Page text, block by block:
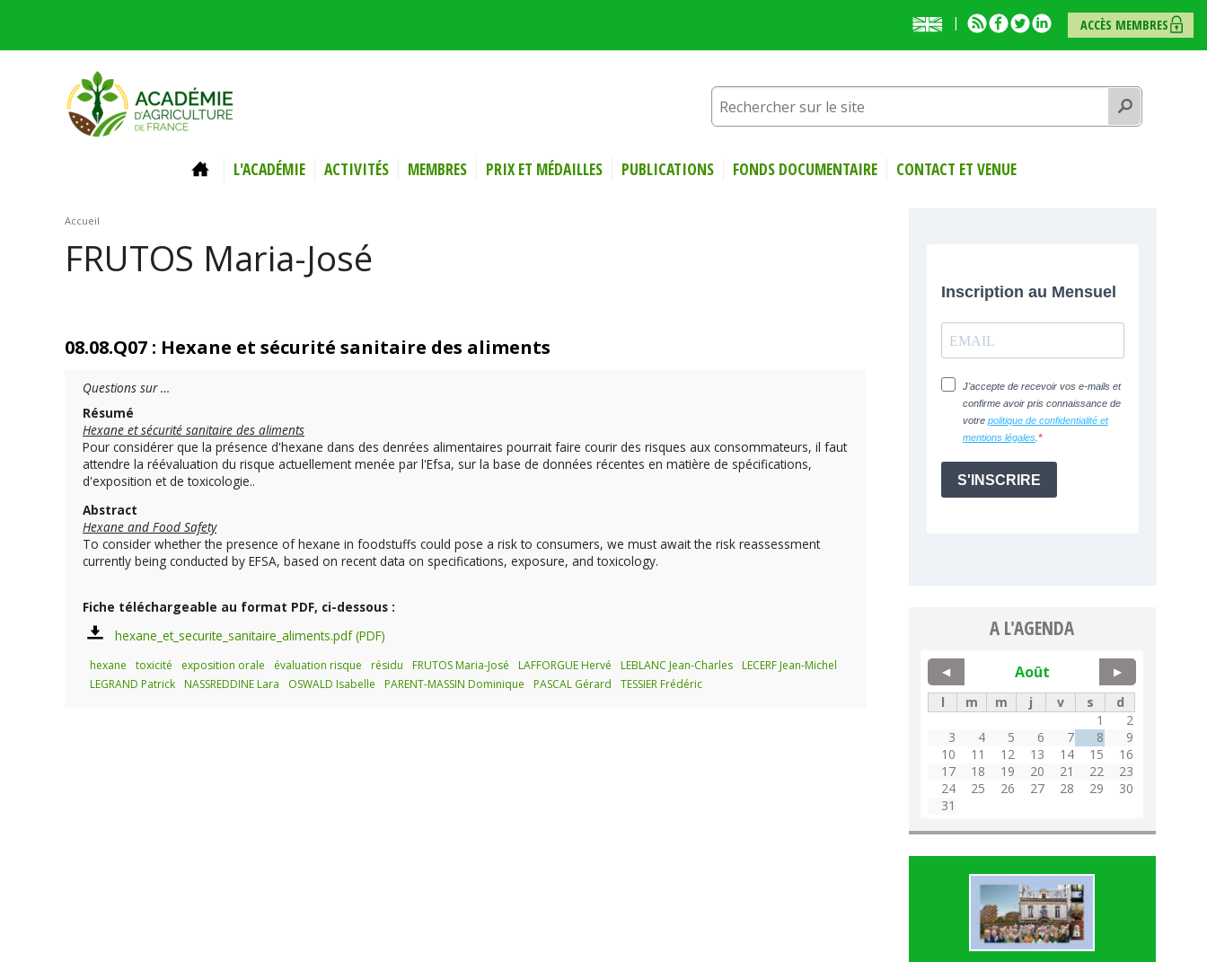
English
presentation
RSSFacebook
TwitterLinkedinACCÈS MEMBRES
Rechercher
ACCUEILL'ACADÉMIE ACTIVITÉS MEMBRES PRIX ET MÉDAILLES PUBLICATIONS FONDS DOCUMENTAIRE CONTACT ET VENUE
Vous êtes ici
Accueil
FRUTOS Maria-José
08.08.Q07 : Hexane et sécurité sanitaire des aliments
Questions sur …
Résumé
Hexane et sécurité sanitaire des aliments
Pour considérer que la présence d'hexane dans des denrées alimentaires pourrait faire courir des risques aux consommateurs, il faut
attendre la réévaluation du risque actuellement menée par l'Efsa, sur la base de données récentes en matière de spécifications,
d'exposition et de toxicologie..
Abstract
Hexane and Food Safety
To consider whether the presence of hexane in foodstuffs could pose a risk to consumers, we must await the risk reassessment
currently being conducted by EFSA, based on recent data on specifications, exposure, and toxicology.
Fiche téléchargeable au format PDF, ci-dessous :
hexane_et_securite_sanitaire_aliments.pdf
hexane toxicité exposition orale évaluation risque résidu FRUTOS Maria-José LAFFORGUE Hervé LEBLANC Jean-Charles
LECERF Jean-Michel
LEGRAND Patrick
NASSREDDINE Lara OSWALD Isabelle PARENT-MASSIN Dominique PASCAL Gérard TESSIER Frédéric
A L'AGENDA
Août
◀ ▶
l m m j v s
d
1
2
3
4 5 6 7 8
9
10
11 12 13 14 15
16
17
18 19 20 21 22
23
24
25 26 27 28 29
30
31